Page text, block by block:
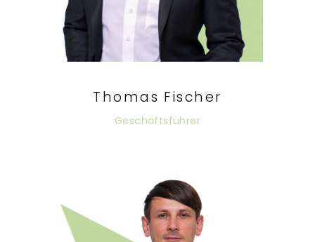
Thomas Fischer
Geschäftsführer